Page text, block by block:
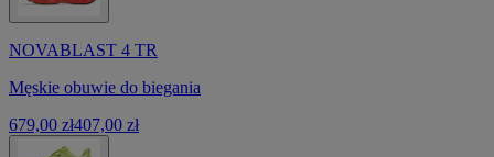
NOVABLAST 4 TR
Męskie obuwie do biegania
679,00 zł407,00 zł